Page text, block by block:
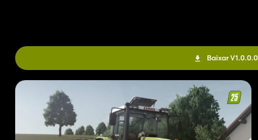
Baixar V1.0.0.0